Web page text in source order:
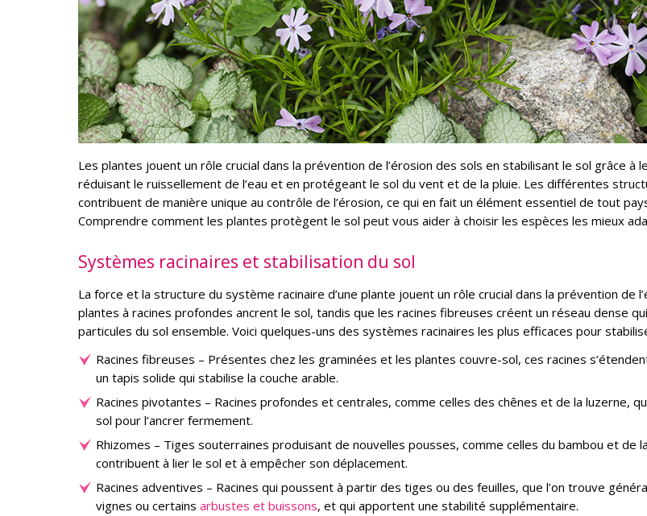
Les plantes jouent un rôle crucial dans la prévention de l’érosion des sols en stabilisant le sol grâce à
réduisant le ruissellement de l’eau et en protégeant le sol du vent et de la pluie. Les différentes
contribuent de manière unique au contrôle de l’érosion, ce qui en fait un élément essentiel de tout
Comprendre comment les plantes protègent le sol peut vous aider à choisir les espèces les mieux
Systèmes racinaires et stabilisation du sol
La force et la structure du système racinaire d’une plante jouent un rôle crucial dans la prévention de
plantes à racines profondes ancrent le sol, tandis que les racines fibreuses créent un réseau dense
particules du sol ensemble. Voici quelques-uns des systèmes racinaires les plus efficaces pour
Racines fibreuses – Présentes chez les graminées et les plantes couvre-sol, ces racines
un tapis solide qui stabilise la couche arable.
Racines pivotantes – Racines profondes et centrales, comme celles des chênes et de la luzerne,
sol pour l’ancrer fermement.
Rhizomes – Tiges souterraines produisant de nouvelles pousses, comme celles du bambou et de
contribuent à lier le sol et à empêcher son déplacement.
Racines adventives – Racines qui poussent à partir des tiges ou des feuilles, que l’on trouve
vignes ou certains arbustes et buissons, et qui apportent une stabilité supplémentaire.